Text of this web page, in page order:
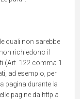
quali non sarebbe
richiedono il
(Art. 122 comma 1
ad esempio, per
pagina durante la
pagine da http a